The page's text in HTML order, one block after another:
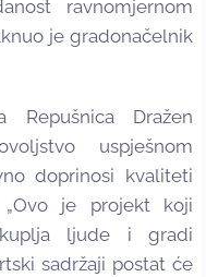
ravnomjernom
je gradonačelnik
Repušnica Dražen
uspješnom
doprinosi kvaliteti
„Ovo je projekt koji
ljude i gradi
sadržaji postat će